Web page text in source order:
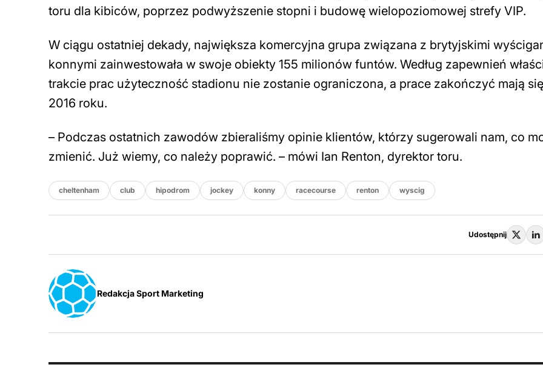
toru dla kibiców, poprzez podwyższenie stopni i budowę wielopoziomowej strefy VIP.
W ciągu ostatniej dekady, największa komercyjna grupa związana z brytyjskimi
konnymi zainwestowała w swoje obiekty 155 milionów funtów. Według zapewnień
trakcie prac użyteczność stadionu nie zostanie ograniczona, a prace zakończyć mają
2016 roku.
– Podczas ostatnich zawodów zbieraliśmy opinie klientów, którzy sugerowali nam, co
zmienić. Już wiemy, co należy poprawić. – mówi Ian Renton, dyrektor toru.
cheltenham club hipodrom jockey konny racecourse renton wyscig
Udostępnij
Redakcja Sport Marketing